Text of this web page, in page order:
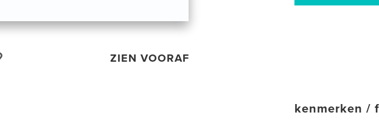
ZIEN VOORAF
kenmerken /